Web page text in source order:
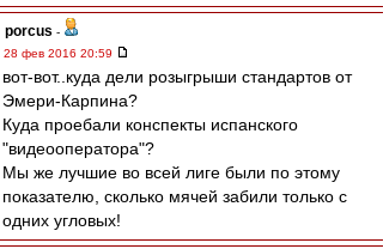
porcus -
28 фев 2016 20:59
вот-вот..куда дели розыгрыши стандартов от
Эмери-Карпина?
Куда проебали конспекты испанского
"видеооператора"?
Мы же лучшие во всей лиге были по этому
показателю, сколько мячей забили только с
одних угловых!